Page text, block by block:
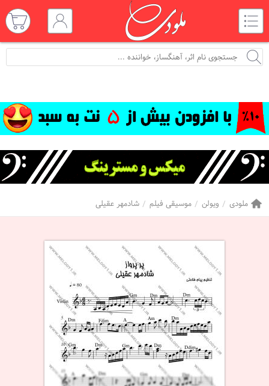
ملودی ویولن موسیقی فیلم شادمهر عقیلی